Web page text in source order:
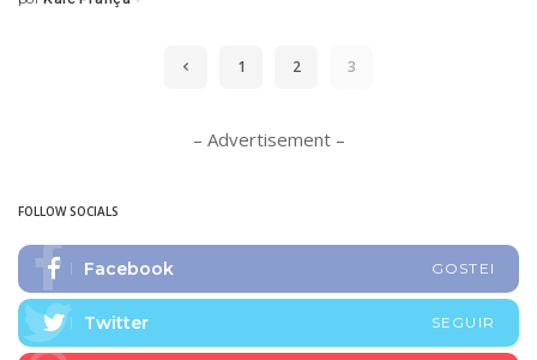
Posted
1 2 3
– Advertisement –
FOLLOW SOCIALS
Facebook GOSTEI
Twitter SEGUIR